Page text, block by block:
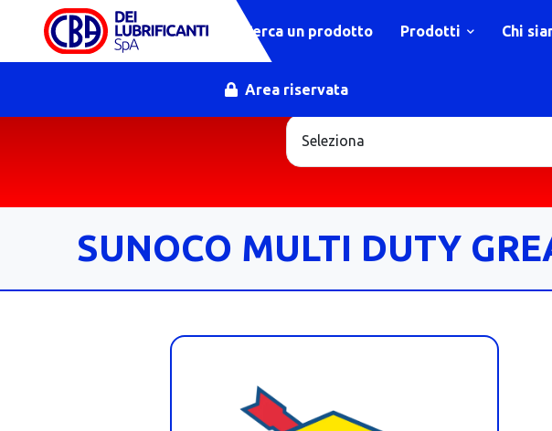
Cerca un prodotto Prodotti Chi
Area riservata
SUNOCO MULTI DUTY